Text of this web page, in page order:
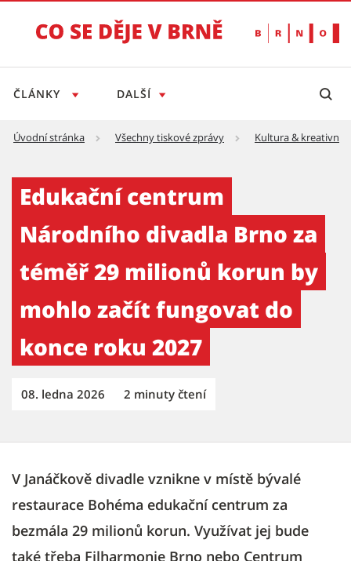
ČLÁNKY DALŠÍ
Úvodní stránka Všechny tiskové zprávy Kultura & kreativní
Edukační centrum
Národního divadla Brno za
téměř 29 milionů korun by
mohlo začít fungovat do
konce roku 2027
08. ledna 2026 2 minuty čtení
V Janáčkově divadle vznikne v místě bývalé
restaurace Bohéma edukační centrum za
bezmála 29 milionů korun. Využívat jej bude
také třeba Filharmonie Brno nebo Centrum